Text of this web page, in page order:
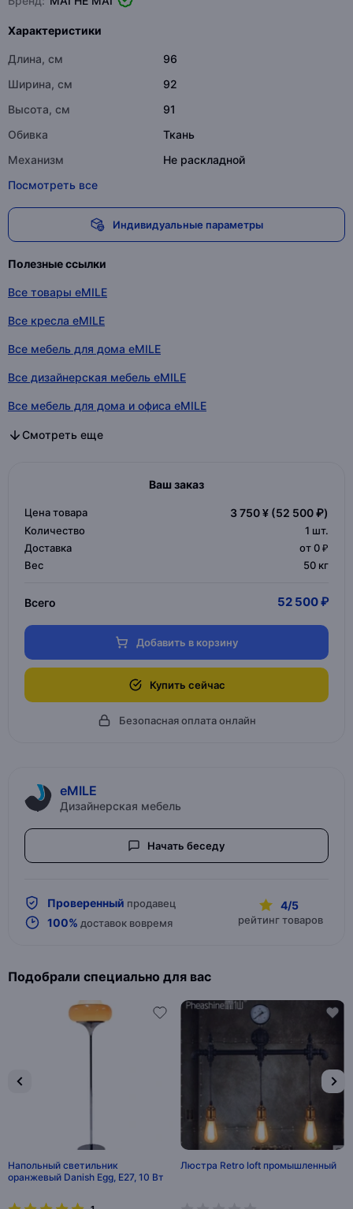
Характеристики
Длина, см
96
Ширина, см
92
Высота, см
91
Обивка
Ткань
Механизм
Не раскладной
Посмотреть все
Индивидуальные параметры
Полезные ссылки
Все товары eMILE
Все кресла eMILE
Все мебель для дома eMILE
Все дизайнерская мебель eMILE
Все мебель для дома и офиса eMILE
Все кресла в категории
Все мебель для дома в категории
Все дизайнерская мебель в категории
Все мебель для дома и офиса в категории
Смотреть еще
Ваш заказ
Цена товара 3 750 ¥ (52 500 ₽)
Количество 1 шт.
Доставка
от 0 ₽
Вес
50 кг
Всего 52 500 ₽
Добавить в корзину
Купить сейчас
Безопасная оплата онлайн
eMILE
Дизайнерская мебель
Начать беседу
Проверенный продавец
100% доставок вовремя
4/5
рейтинг товаров
Подобрали специально для вас
Напольный светильник
оранжевый Danish Egg, E27, 10 Вт
Люстра Retro loft промышленный